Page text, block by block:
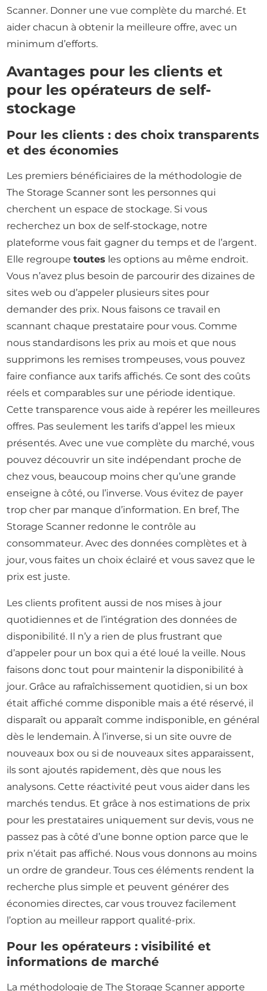
Scanner. Donner une vue complète du marché. Et
aider chacun à obtenir la meilleure offre, avec un
minimum d’efforts.
Avantages pour les clients et
pour les opérateurs de self-
stockage
Pour les clients : des choix transparents
et des économies
Les premiers bénéficiaires de la méthodologie de
The Storage Scanner sont les personnes qui
cherchent un espace de stockage. Si vous
recherchez un box de self-stockage, notre
plateforme vous fait gagner du temps et de l’argent.
Elle regroupetoutes les options au même endroit.
Vous n’avez plus besoin de parcourir des dizaines de
sites web ou d’appeler plusieurs sites pour
demander des prix. Nous faisons ce travail en
scannant chaque prestataire pour vous. Comme
nous standardisons les prix au mois et que nous
supprimons les remises trompeuses, vous pouvez
faire confiance aux tarifs affichés. Ce sont des coûts
réels et comparables sur une période identique.
Cette transparence vous aide à repérer les meilleures
offres. Pas seulement les tarifs d’appel les mieux
présentés. Avec une vue complète du marché, vous
pouvez découvrir un site indépendant proche de
chez vous, beaucoup moins cher qu’une grande
enseigne à côté, ou l’inverse. Vous évitez de payer
trop cher par manque d’information. En bref, The
Storage Scanner redonne le contrôle au
consommateur. Avec des données complètes et à
jour, vous faites un choix éclairé et vous savez que le
prix est juste.
Les clients profitent aussi de nos mises à jour
quotidiennes et de l’intégration des données de
disponibilité. Il n’y a rien de plus frustrant que
d’appeler pour un box qui a été loué la veille. Nous
faisons donc tout pour maintenir la disponibilité à
jour. Grâce au rafraîchissement quotidien, si un box
était affiché comme disponible mais a été réservé, il
disparaît ou apparaît comme indisponible, en général
dès le lendemain. À l’inverse, si un site ouvre de
nouveaux box ou si de nouveaux sites apparaissent,
ils sont ajoutés rapidement, dès que nous les
analysons. Cette réactivité peut vous aider dans les
marchés tendus. Et grâce à nos estimations de prix
pour les prestataires uniquement sur devis, vous ne
passez pas à côté d’une bonne option parce que le
prix n’était pas affiché. Nous vous donnons au moins
un ordre de grandeur. Tous ces éléments rendent la
recherche plus simple et peuvent générer des
économies directes, car vous trouvez facilement
l’option au meilleur rapport qualité-prix.
Pour les opérateurs : visibilité et
informations de marché
La méthodologie de The Storage Scanner apporte